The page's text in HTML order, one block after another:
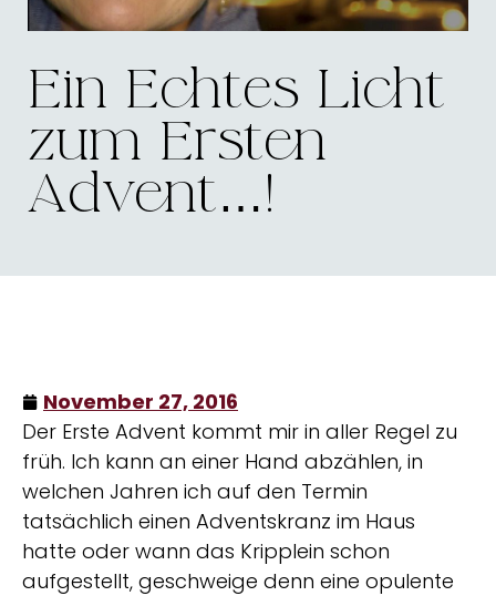
Ein Echtes Licht
zum Ersten
Advent…!
November 27, 2016
Der Erste Advent kommt mir in aller Regel zu
früh. Ich kann an einer Hand abzählen, in
welchen Jahren ich auf den Termin
tatsächlich einen Adventskranz im Haus
hatte oder wann das Kripplein schon
aufgestellt, geschweige denn eine opulente